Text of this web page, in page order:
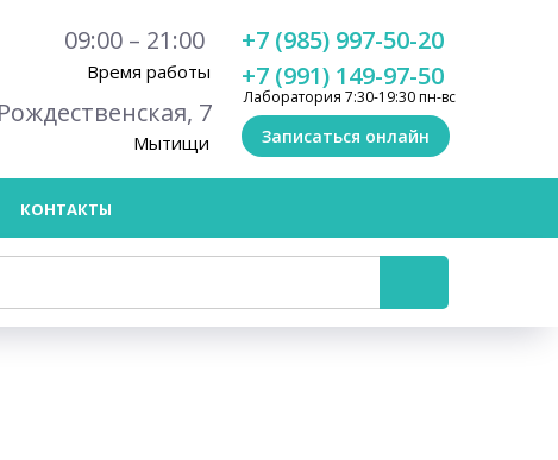
Время работы
Мытищи
7
09:00 – 21:00
Лаборатория 7:30-19:30 пн-вс
+7 (991) 149-97-50
+7 (985) 997-50-20
Записаться онлайн
КОНТАКТЫ